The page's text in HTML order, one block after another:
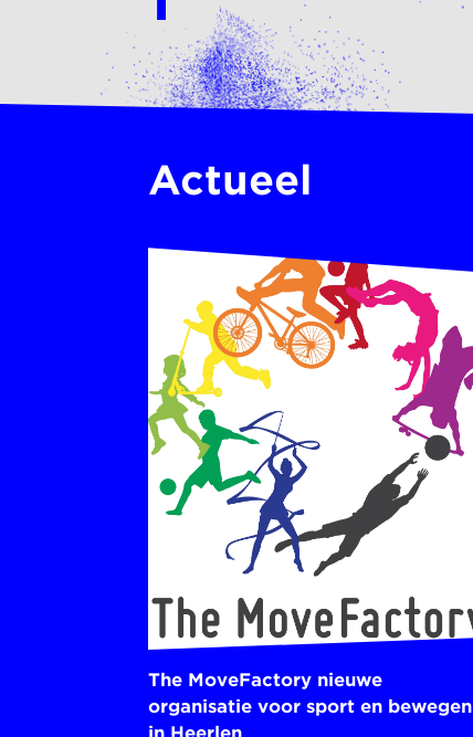
Actueel
The MoveFactory nieuwe
organisatie voor sport en bewegen